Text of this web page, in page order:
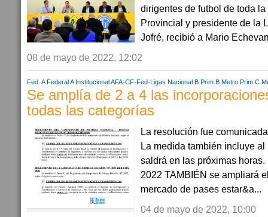
dirigentes de futbol de toda
Provincial y presidente de la
Jofré, recibió a Mario
08 de mayo de 2022, 12:02
Fed. A Federal A Institucional AFA-CF-Fed-Ligas Nacional B Prim.B Metro Prim.C
Se amplía de 2 a 4 las
todas las categorías
La resolución fue
La medida también incluye
saldrá en las próximas
2022 TAMBIÉN se ampliará
mercado de pases estar&a...
04 de mayo de 2022, 10:00